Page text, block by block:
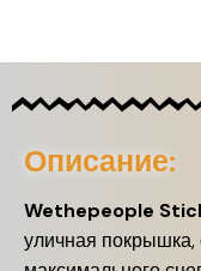
Описание:
Wethepeople
уличная покрышка,